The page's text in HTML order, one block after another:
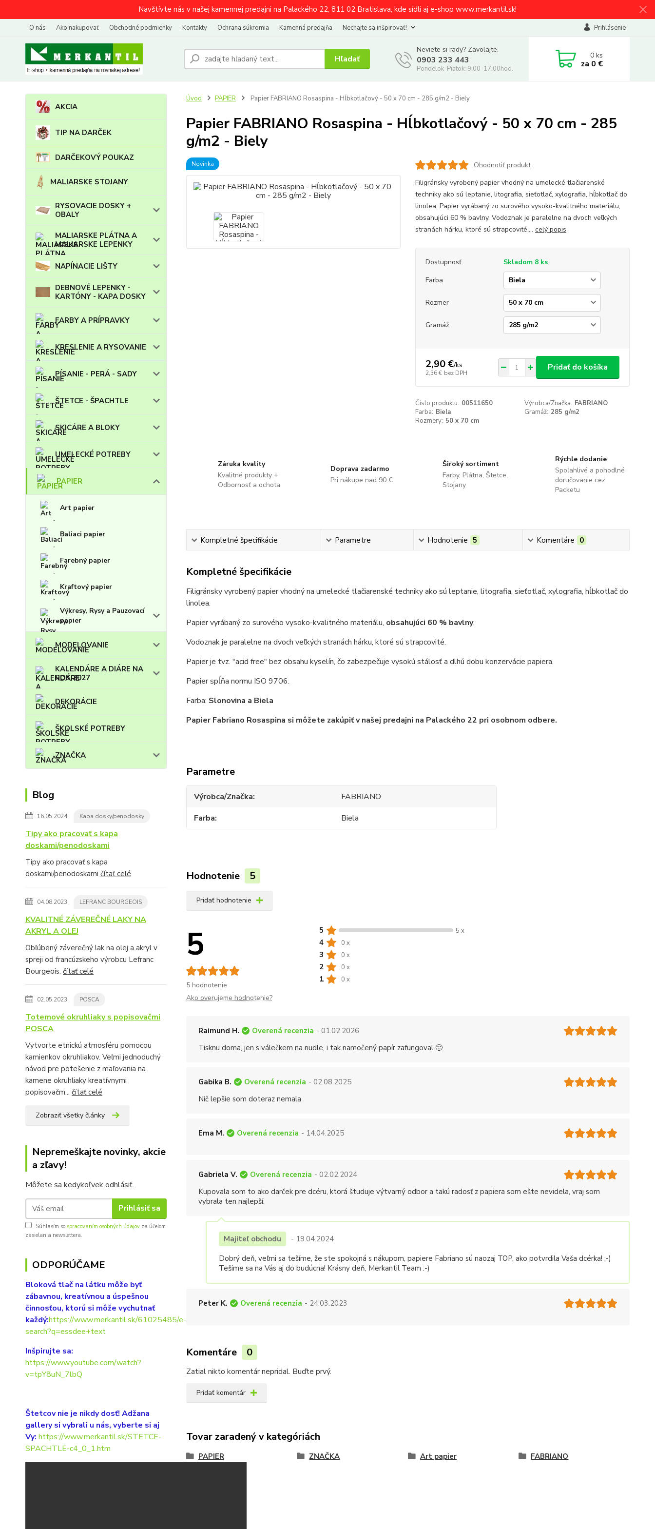
Navštívte nás v našej kamennej predajni na Palackého 22, 811 02 Bratislava, kde sídli aj e-shop www.merkantil.sk!
O nás Ako nakupovať Obchodné podmienky Kontakty Ochrana súkromia Kamenná predajňa Nechajte sa inšpirovať! Prihlásenie
Hľadať
Neviete si rady? Zavolajte.
0903 233 443
Pondelok-Piatok: 9.00-17.00hod.
0ks
za 0 €
AKCIA
TIP NA DARČEK
DARČEKOVÝ POUKAZ
MALIARSKE STOJANY
RYSOVACIE DOSKY +
OBALY
MALIARSKE PLÁTNA A
MALIARSKE LEPENKY
NAPÍNACIE LIŠTY
DEBNOVÉ LEPENKY -
KARTÓNY - KAPA DOSKY
FARBY A PRÍPRAVKY
KRESLENIE A RYSOVANIE
PÍSANIE - PERÁ - SADY
ŠTETCE - ŠPACHTLE
SKICÁRE A BLOKY
UMELECKÉ POTREBY
PAPIER
Art papier
Baliaci papier
Farebný papier
Kraftový papier
Výkresy, Rysy a Pauzovací
papier
MODELOVANIE
KALENDÁRE A DIÁRE NA
ROK 2027
DEKORÁCIE
ŠKOLSKÉ POTREBY
ZNAČKA
Blog
16.05.2024 Kapa dosky/penodosky
Tipy ako pracovať s kapa
doskami/penodoskami
Tipy ako pracovať s kapa
doskami/penodoskami čítať celé
04.08.2023 LEFRANC BOURGEOIS
KVALITNÉ ZÁVEREČNÉ LAKY NA
AKRYL A OLEJ
Obľúbený záverečný lak na olej a akryl v
spreji od francúzskeho výrobcu Lefranc
Bourgeois. čítať celé
02.05.2023 POSCA
Totemové okruhliaky s popisovačmi
POSCA
Vytvorte etnickú atmosféru pomocou
kamienkov okruhliakov. Veľmi jednoduchý
návod pre potešenie z maľovania na
kamene okruhliaky kreatívnymi
popisovačm... čítať celé
Zobraziť všetky články
Nepremeškajte novinky, akcie
a zľavy!
Môžete sa kedykoľvek odhlásiť.
Prihlásiť sa
Súhlasím so spracovaním osobných údajov za účelom
zasielania newslettera.
ODPORÚČAME
Bloková tlač na látku môže byť
zábavnou, kreatívnou a úspešnou
činnosťou, ktorú si môže vychutnať
každý:https://www.merkantil.sk/61025485/e-
search?q=essdee+text
Inšpirujte sa:
https://www.youtube.com/watch?
v=tpY8uN_7lbQ
Štetcov nie je nikdy dosť! Adžana
gallery si vybrali u nás, vyberte si aj
Vy: https://www.merkantil.sk/STETCE-
SPACHTLE-c4_0_1.htm
Úvod PAPIER Papier FABRIANO Rosaspina - Hĺbkotlačový - 50 x 70 cm - 285 g/m2 - Biely
Papier FABRIANO Rosaspina - Hĺbkotlačový - 50 x 70 cm - 285
g/m2 - Biely
Novinka
Ohodnotiť produkt
Filigránsky vyrobený papier vhodný na umelecké tlačiarenské
techniky ako sú leptanie, litografia, sieťotlač, xylografia, hĺbkotlač do
linolea. Papier vyrábaný zo surového vysoko-kvalitného materiálu,
obsahujúci 60 % bavlny. Vodoznak je paralelne na dvoch veľkých
stranách hárku, ktoré sú strapcovité.... celý popis
Dostupnosť
Skladom 8 ks
Farba
Rozmer
Gramáž
2,90 €/ks
2,36 € bez DPH
Pridať do košíka
Číslo produktu: 00511650 Výrobca/Značka: FABRIANO
Farba: Biela Gramáž: 285 g/m2
Rozmery: 50 x 70 cm
Záruka kvality
Kvalitné produkty +
Odbornosť a ochota
Doprava zadarmo
Pri nákupe nad 90 €
Široký sortiment
Farby, Plátna, Štetce,
Stojany
Rýchle dodanie
Spoľahlivé a pohodlné
doručovanie cez
Packetu
Kompletné špecifikácie Parametre Hodnotenie 5 Komentáre 0
Kompletné špecifikácie
Filigránsky vyrobený papier vhodný na umelecké tlačiarenské techniky ako sú leptanie, litografia, sieťotlač, xylografia, hĺbkotlač do
linolea.
Papier vyrábaný zo surového vysoko-kvalitného materiálu, obsahujúci 60 % bavlny.
Vodoznak je paralelne na dvoch veľkých stranách hárku, ktoré sú strapcovité.
Papier je tvz. "acid free" bez obsahu kyselín, čo zabezpečuje vysokú stálosť a dlhú dobu konzervácie papiera.
Papier spĺňa normu ISO 9706.
Farba: Slonovina a Biela
Papier Fabriano Rosaspina si môžete zakúpiť v našej predajni na Palackého 22 pri osobnom odbere.
Parametre
Výrobca/Značka
FABRIANO
Farba
Biela
Hodnotenie 5
Pridať hodnotenie
5
5 hodnotenie
Ako overujeme hodnotenie?
5 5 x
4 0 x
3 0 x
2 0 x
1 0 x
Raimund H. Overená recenzia - 01.02.2026
Tisknu doma, jen s válečkem na nudle, i tak namočený papír zafungoval 🙂
Gabika B. Overená recenzia - 02.08.2025
Nič lepšie som doteraz nemala
Ema M. Overená recenzia - 14.04.2025
Gabriela V. Overená recenzia - 02.02.2024
Kupovala som to ako darček pre dcéru, ktorá študuje výtvarný odbor a takú radosť z papiera som ešte nevidela, vraj som
vybrala ten najlepší.
Majiteľ obchodu
- 19.04.2024
Dobrý deň, veľmi sa tešíme, že ste spokojná s nákupom, papiere Fabriano sú naozaj TOP, ako potvrdila Vaša dcérka! :-)
Tešíme sa na Vás aj do budúcna! Krásny deň, Merkantil Team :-)
Peter K. Overená recenzia - 24.03.2023
Komentáre 0
Zatial nikto komentár nepridal. Buďte prvý.
Pridať komentár
Tovar zaradený v kategóriách
PAPIER ZNAČKA Art papier FABRIANO